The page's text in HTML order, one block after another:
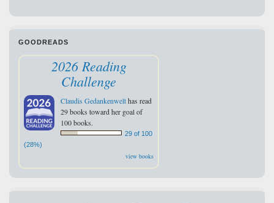
GOODREADS
2026 Reading
Challenge
Claudis Gedankenwelthas read
29 books toward her goal of
100 books.
29 of 100
(28%)
view books